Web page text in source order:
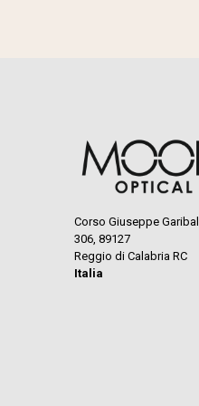
Corso Giuseppe
306, 89127
Reggio di Calabria RC
Italia